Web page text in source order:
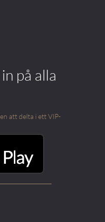
på alla
att delta i ett VIP-